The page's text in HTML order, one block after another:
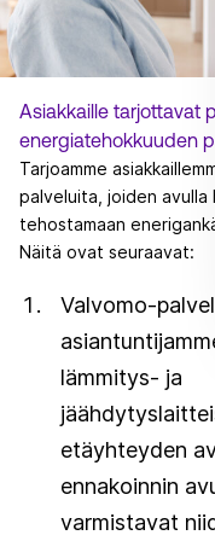
Tarjoamme
palveluita, joiden
tehostamaan
Näitä ovat seuraavat:
Valvomo-
lämmitys- ja
etäyhteyden
ennakoinnin
varmistavat
Asiakkaille tarjottavat
energiatehokkuuden